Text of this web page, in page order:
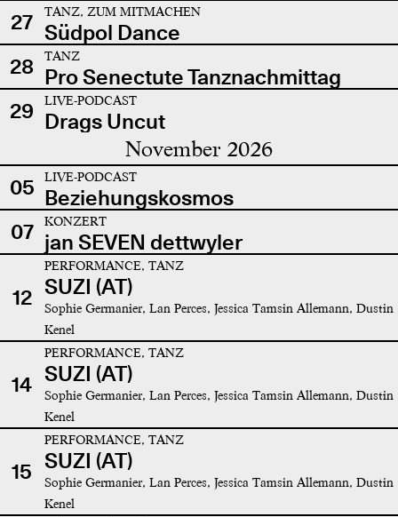
27 TANZ, ZUM MITMACHEN
Südpol Dance
28
TANZ
Pro Senectute Tanznachmittag
29
LIVE-PODCAST
Drags Uncut
November 2026
05 LIVE-PODCAST
Beziehungskosmos
07
KONZERT
jan SEVEN dettwyler
12
PERFORMANCE, TANZ
SUZI (AT)
Sophie Germanier, Lan Perces, Jessica Tamsin Allemann, Dustin
Kenel
14
PERFORMANCE, TANZ
SUZI (AT)
Sophie Germanier, Lan Perces, Jessica Tamsin Allemann, Dustin
Kenel
15
PERFORMANCE, TANZ
SUZI (AT)
Sophie Germanier, Lan Perces, Jessica Tamsin Allemann, Dustin
Kenel